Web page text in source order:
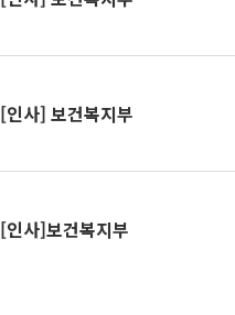
[인사] 보건복지부
[인사]보건복지부